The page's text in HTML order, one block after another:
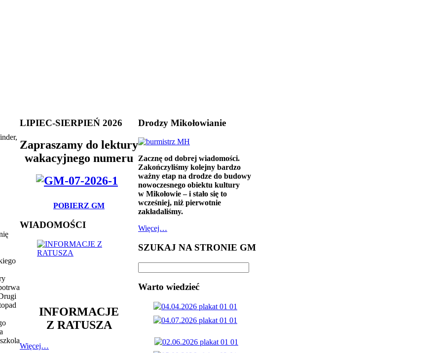
LIPIEC-SIERPIEŃ 2026
Zapraszamy do lektury
wakacyjnego numeru
POBIERZ GM
WIADOMOŚCI
INFORMACJE
Z RATUSZA
Więcej…
Drodzy Mikołowianie
Zacznę od dobrej wiadomości.
Zakończyliśmy kolejny bardzo
ważny etap na drodze do budowy
nowoczesnego obiektu kultury
w Mikołowie – i stało się to
wcześniej, niż pierwotnie
zakładaliśmy.
Więcej…
SZUKAJ NA STRONIE GM
Warto wiedzieć